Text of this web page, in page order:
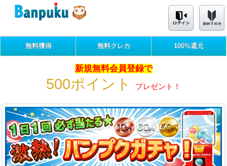
無料獲得 無料クレカ 100%還元
新規無料会員登録で
500ポイント プレゼント！